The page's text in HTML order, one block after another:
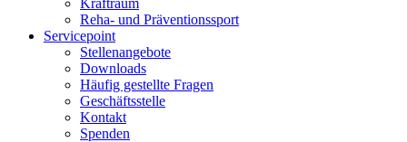
Kraftraum
Reha- und Präventionssport
Servicepoint
Stellenangebote
Downloads
Häufig gestellte Fragen
Geschäftsstelle
Kontakt
Spenden